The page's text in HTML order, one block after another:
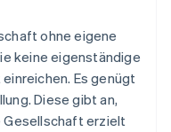
ohne eigene
keine eigenständige
Es genügt
Diese gibt an,
Gesellschaft erzielt